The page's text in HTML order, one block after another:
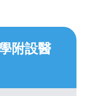
附設醫